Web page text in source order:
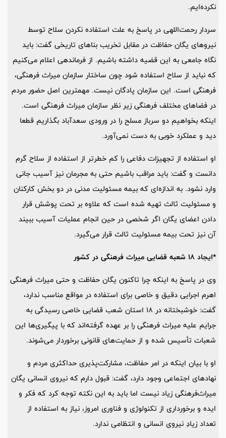
نکرده‌ایم.
سردار رحمت‌اللهی در پاسخ به علت استفاده نکردن سلاح توسط
نیروهای یگان حفاظت در مقابل تخریب بناهای تاریخی گفت: باید
نگاه جامعی به این قضیه داشته باشیم. از فرماندهی اعلام می‌کنیم
که نباید از سلاح استفاده شود چون ساختار سازمان میراث فرهنگی،
فرهنگی است. این سازمان پادگان نیست. مهمترین اصل حضور مردم
در فضاهای مختلف فرهنگی زیر نظر سازمان میراث فرهنگی است.
اینکه بخواهیم دو سرباز مسلح را در ورودی سعدآباد بگذاریم قطعا
دید و عملکرد خوبی به دست نمی‌آورد.
او استفاده از تجهیزات دفاعی را کم خطرتر از استفاده از سلاح گرم
دانست و گفت: باید مراقب باشیم حتی به مجرمان نیز آسیب جانی
وارد نشود. به اندازه‌ای که بیمه مسئولیت مدنی در دو بخش کارکنان
و مسئولیت ثالث تهیه شده است که علاوه بر تحت پوشش قرار
دادن اعضای یگان اگر شخصی در حین انجام عملیات آسیب ببیند
آن نیز تحت بیمه مسئولیت ثالث قرار می‌گیرد.
*ایجاد ۱۸ شعبه قضایی میراث فرهنگی در کشور
وی در پاسخ به اینکه چرا تاکنون یگان حفاظت و حتی میراث فرهنگی
اهرم اجرایی دقیق و خاصی برای استفاده در مواقع مناسب ندارد،
گفت: خوشبختانه در ۱۸ استان شعب قضایی خاصی رسیدگی به
جرایم علیه میراث فرهنگی را بر عهده گرفته‌اند که با پیگیری‌ها این
شعبات تأسیس شده و از حمایت‌های قانونی برخوردار می‌شوند.
او با بیان اینکه در امر حفاظت، مشارکت‌پذیری حداکثری مردم و
نهادهای اجتماعی وجود دارد، گفت: قبول دارم که نیروی انسانی یگان
میراث‌فرهنگی زیاد نیست اما باید به این نکته توجه کرد که فکر و
ایده و برخورداری از تکنولوژی و فناوری امروز، نیاز به استفاده از
تعداد زیادِ نیروی انسانی و انتظامی ندارد.